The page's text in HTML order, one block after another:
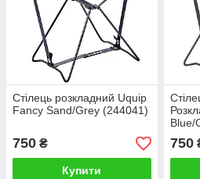
Стілець розкладний Uquip
Fancy Sand/Grey (244041)
750 ₴
Купити
Blue/
750